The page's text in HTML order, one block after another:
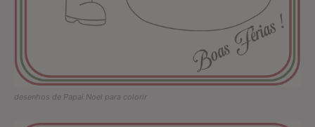
desenhos de Papai Noel para colorir